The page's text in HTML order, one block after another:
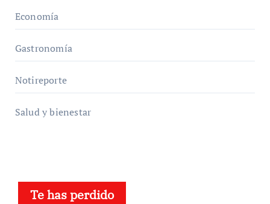
Economía
Gastronomía
Notireporte
Salud y bienestar
Te has perdido